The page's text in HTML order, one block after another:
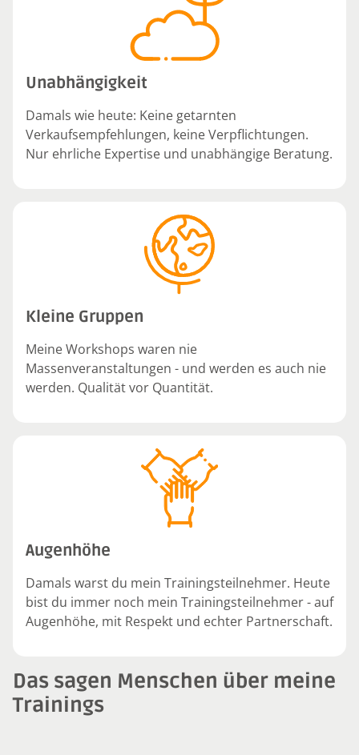
Unabhängigkeit
Damals wie heute: Keine getarnten
Verkaufsempfehlungen, keine Verpflichtungen.
Nur ehrliche Expertise und unabhängige Beratung.
Kleine Gruppen
Meine Workshops waren nie
Massenveranstaltungen - und werden es auch nie
werden. Qualität vor Quantität.
Augenhöhe
Damals warst du mein Trainingsteilnehmer. Heute
bist du immer noch mein Trainingsteilnehmer - auf
Augenhöhe, mit Respekt und echter Partnerschaft.
Das sagen Menschen über meine
Trainings